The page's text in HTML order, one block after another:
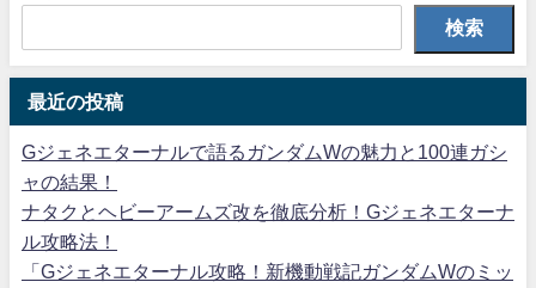
検索
最近の投稿
Gジェネエターナルで語るガンダムWの魅力と100連ガシ
ャの結果！
ナタクとヘビーアームズ改を徹底分析！Gジェネエターナ
ル攻略法！
「Gジェネエターナル攻略！新機動戦記ガンダムWのミッ